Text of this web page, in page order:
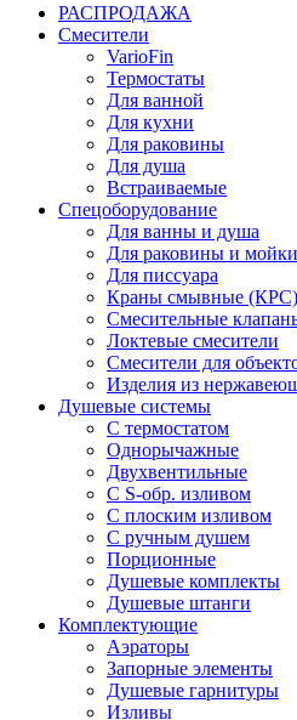
РАСПРОДАЖА
Смесители
VarioFin
Термостаты
Для ванной
Для кухни
Для раковины
Для душа
Встраиваемые
Спецоборудование
Для ванны и душа
Для раковины и мойки
Для писсуара
Краны смывные (КРС)
Смесительные
Локтевые смесители
Смесители для
Изделия из
Душевые системы
С термостатом
Однорычажные
Двухвентильные
С S-обр. изливом
С плоским изливом
С ручным душем
Порционные
Душевые комплекты
Душевые штанги
Комплектующие
Аэраторы
Запорные элементы
Душевые гарнитуры
Изливы